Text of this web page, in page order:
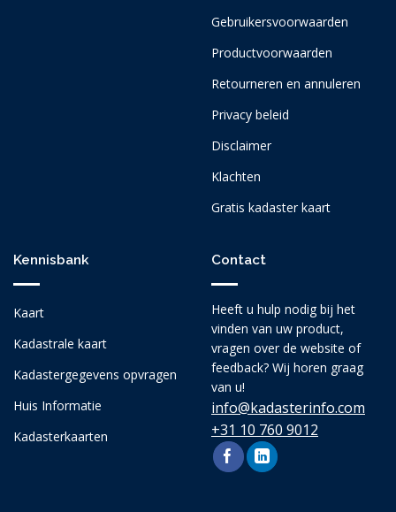
Gebruikersvoorwaarden
Productvoorwaarden
Retourneren en annuleren
Privacy beleid
Disclaimer
Klachten
Gratis kadaster kaart
Kennisbank
Kaart
Kadastrale kaart
Kadastergegevens opvragen
Huis Informatie
Kadasterkaarten
Contact
Heeft u hulp nodig bij het
vinden van uw product,
vragen over de website of
feedback? Wij horen graag
van u!
info@kadasterinfo.com
+31 10 760 9012